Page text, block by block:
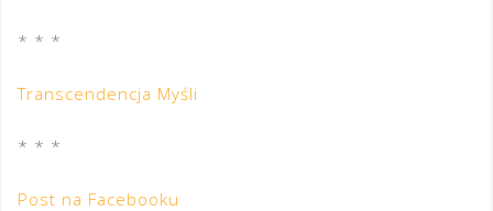
* * *
Transcendencja Myśli
* * *
Post na Facebooku